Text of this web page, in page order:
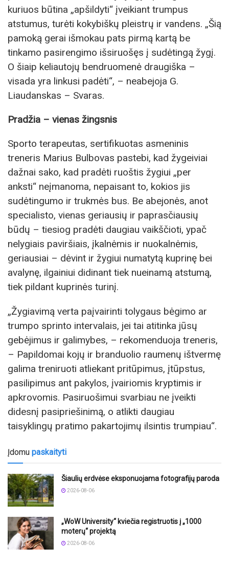
kuriuos būtina „apšildyti“ įveikiant trumpus
atstumus, turėti kokybiškų pleistrų ir vandens. „Šią
pamoką gerai išmokau pats pirmą kartą be
tinkamo pasirengimo išsiruošęs į sudėtingą žygį.
O šiaip keliautojų bendruomenė draugiška –
visada yra linkusi padėti“, – neabejoja G.
Liaudanskas – Svaras.
Pradžia – vienas žingsnis
Sporto terapeutas, sertifikuotas asmeninis
treneris Marius Bulbovas pastebi, kad žygeiviai
dažnai sako, kad pradėti ruoštis žygiui „per
anksti“ neįmanoma, nepaisant to, kokios jis
sudėtingumo ir trukmės bus. Be abejonės, anot
specialisto, vienas geriausių ir paprasčiausių
būdų – tiesiog pradėti daugiau vaikščioti, ypač
nelygiais paviršiais, įkalnėmis ir nuokalnėmis,
geriausiai – dėvint ir žygiui numatytą kuprinę bei
avalynę, ilgainiui didinant tiek nueinamą atstumą,
tiek pildant kuprinės turinį.
„Žygiavimą verta paįvairinti tolygaus bėgimo ar
trumpo sprinto intervalais, jei tai atitinka jūsų
gebėjimus ir galimybes, – rekomenduoja treneris,
– Papildomai kojų ir branduolio raumenų ištvermę
galima treniruoti atliekant pritūpimus, įtūpstus,
pasilipimus ant pakylos, įvairiomis kryptimis ir
apkrovomis. Pasiruošimui svarbiau ne įveikti
didesnį pasipriešinimą, o atlikti daugiau
taisyklingų pratimo pakartojimų ilsintis trumpiau“.
Įdomu paskaityti
Šiaulių erdvėse eksponuojama fotografijų paroda
2026-08-06
„WoW University“ kviečia registruotis į „1000
moterų“ projektą
2026-08-06